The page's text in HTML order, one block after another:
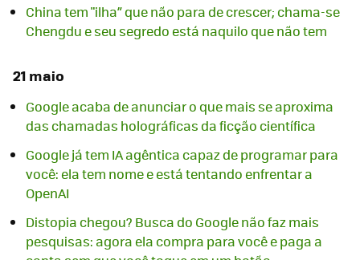
China tem "ilha” que não para de crescer; chama-se
Chengdu e seu segredo está naquilo que não tem
21 maio
Google acaba de anunciar o que mais se aproxima
das chamadas holográficas da ficção científica
Google já tem IA agêntica capaz de programar para
você: ela tem nome e está tentando enfrentar a
OpenAI
Distopia chegou? Busca do Google não faz mais
pesquisas: agora ela compra para você e paga a